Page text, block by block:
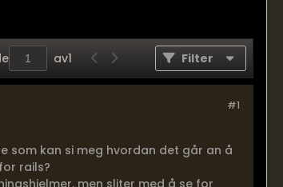
av1 Filter
#1
som kan si meg hvordan det går an å
rails?
men sliter med å se for